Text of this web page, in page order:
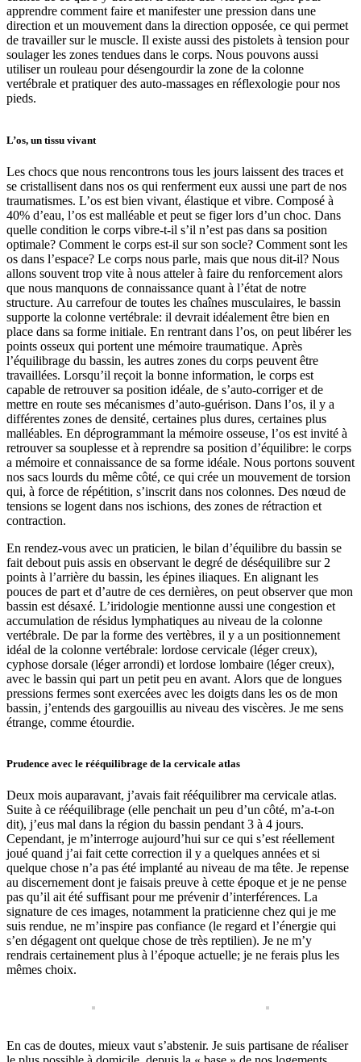
apprendre comment faire et manifester une pression dans une
direction et un mouvement dans la direction opposée, ce qui permet
de travailler sur le muscle. Il existe aussi des pistolets à tension pour
soulager les zones tendues dans le corps. Nous pouvons aussi
utiliser un rouleau pour désengourdir la zone de la colonne
vertébrale et pratiquer des auto-massages en réflexologie pour nos
pieds.
L’os, un tissu vivant
Les chocs que nous rencontrons tous les jours laissent des traces et
se cristallisent dans nos os qui renferment eux aussi une part de nos
traumatismes. L’os est bien vivant, élastique et vibre. Composé à
40% d’eau, l’os est malléable et peut se figer lors d’un choc. Dans
quelle condition le corps vibre-t-il s’il n’est pas dans sa position
optimale? Comment le corps est-il sur son socle? Comment sont les
os dans l’espace? Le corps nous parle, mais que nous dit-il? Nous
allons souvent trop vite à nous atteler à faire du renforcement alors
que nous manquons de connaissance quant à l’état de notre
structure. Au carrefour de toutes les chaînes musculaires, le bassin
supporte la colonne vertébrale: il devrait idéalement être bien en
place dans sa forme initiale. En rentrant dans l’os, on peut libérer les
points osseux qui portent une mémoire traumatique. Après
l’équilibrage du bassin, les autres zones du corps peuvent être
travaillées. Lorsqu’il reçoit la bonne information, le corps est
capable de retrouver sa position idéale, de s’auto-corriger et de
mettre en route ses mécanismes d’auto-guérison. Dans l’os, il y a
différentes zones de densité, certaines plus dures, certaines plus
malléables. En déprogrammant la mémoire osseuse, l’os est invité à
retrouver sa souplesse et à reprendre sa position d’équilibre: le corps
a mémoire et connaissance de sa forme idéale. Nous portons souvent
nos sacs lourds du même côté, ce qui crée un mouvement de torsion
qui, à force de répétition, s’inscrit dans nos colonnes. Des nœud de
tensions se logent dans nos ischions, des zones de rétraction et
contraction.
En rendez-vous avec un praticien, le bilan d’équilibre du bassin se
fait debout puis assis en observant le degré de déséquilibre sur 2
points à l’arrière du bassin, les épines iliaques. En alignant les
pouces de part et d’autre de ces dernières, on peut observer que mon
bassin est désaxé. L’iridologie mentionne aussi une congestion et
accumulation de résidus lymphatiques au niveau de la colonne
vertébrale. De par la forme des vertèbres, il y a un positionnement
idéal de la colonne vertébrale: lordose cervicale (léger creux),
cyphose dorsale (léger arrondi) et lordose lombaire (léger creux),
avec le bassin qui part un petit peu en avant. Alors que de longues
pressions fermes sont exercées avec les doigts dans les os de mon
bassin, j’entends des gargouillis au niveau des viscères. Je me sens
étrange, comme étourdie.
Prudence avec le rééquilibrage de la cervicale atlas
Deux mois auparavant, j’avais fait rééquilibrer ma cervicale atlas.
Suite à ce rééquilibrage (elle penchait un peu d’un côté, m’a-t-on
dit), j’eus mal dans la région du bassin pendant 3 à 4 jours.
Cependant, je m’interroge aujourd’hui sur ce qui s’est réellement
joué quand j’ai fait cette correction il y a quelques années et si
quelque chose n’a pas été implanté au niveau de ma tête. Je repense
au discernement dont je faisais preuve à cette époque et je ne pense
pas qu’il ait été suffisant pour me prévenir d’interférences. La
signature de ces images, notamment la praticienne chez qui je me
suis rendue, ne m’inspire pas confiance (le regard et l’énergie qui
s’en dégagent ont quelque chose de très reptilien). Je ne m’y
rendrais certainement plus à l’époque actuelle; je ne ferais plus les
mêmes choix.
En cas de doutes, mieux vaut s’abstenir. Je suis partisane de réaliser